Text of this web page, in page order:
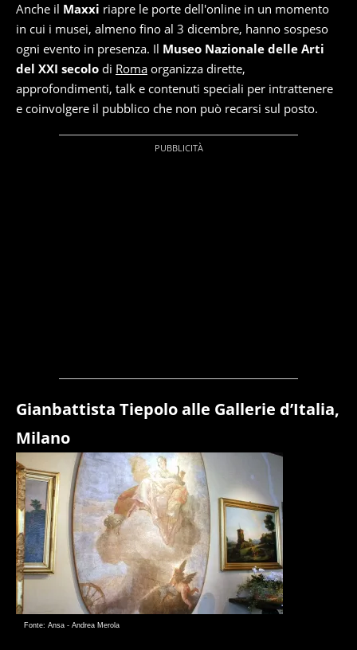
Anche il Maxxi riapre le porte dell'online in un momento
in cui i musei, almeno fino al 3 dicembre, hanno sospeso
ogni evento in presenza. Il Museo Nazionale delle Arti
del XXI secolo di Roma organizza dirette,
approfondimenti, talk e contenuti speciali per intrattenere
e coinvolgere il pubblico che non può recarsi sul posto.
Gianbattista Tiepolo alle Gallerie d’Italia,
Milano
Fonte: Ansa - Andrea Merola